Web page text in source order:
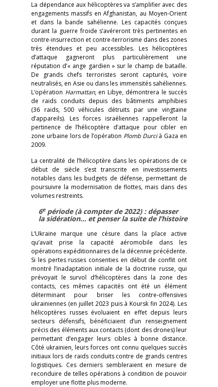
La dépendance aux hélicoptères va s’amplifier avec des
engagements massifs en Afghanistan, au Moyen-Orient
et dans la bande sahélienne. Les capacités conçues
durant la guerre froide s’avéreront très pertinentes en
contre-insurrection et contre-terrorisme dans des zones
très étendues et peu accessibles. Les hélicoptères
d’attaque gagneront plus particulièrement une
réputation d’« ange gardien » sur le champ de bataille.
De grands chefs terroristes seront capturés, voire
neutralisés, en Asie ou dans les immensités sahéliennes.
L’opération Harmattan, en Libye, démontrera le succès
de raids conduits depuis des bâtiments amphibies
(36 raids, 500 véhicules détruits par une vingtaine
d’appareils). Les forces israéliennes rappelleront la
pertinence de l’hélicoptère d’attaque pour cibler en
zone urbaine lors de l’opération Plomb Durcià Gaza en
2009.
La centralité de l’hélicoptère dans les opérations de ce
début de siècle s’est transcrite en investissements
notables dans les budgets de défense, permettant de
poursuivre la modernisation de flottes, mais dans des
volumes restreints.
6epériode (à compter de 2022) : dépasser
la sidération… et penser la suite de l’histoire
L’Ukraine marque une césure dans la place active
qu’avait prise la capacité aéromobile dans les
opérations expéditionnaires de la décennie précédente.
Si les pertes russes consenties en début de conflit ont
montré l’inadaptation initiale de la doctrine russe, qui
prévoyait le survol d’hélicoptères dans la zone des
contacts, ces mêmes capacités ont été un élément
déterminant pour briser les contre-offensives
ukrainiennes (en juillet 2023 puis à Koursk fin 2024). Les
hélicoptères russes évoluaient en effet depuis leurs
secteurs défensifs, bénéficiaient d’un renseignement
précis des éléments aux contacts (dont des drones) leur
permettant d’engager leurs cibles à bonne distance.
Côté ukrainien, leurs forces ont connu quelques succès
initiaux lors de raids conduits contre de grands centres
logistiques. Ces derniers sembleraient en mesure de
reconduire de telles opérations à condition de pouvoir
employer une flotte plus moderne.